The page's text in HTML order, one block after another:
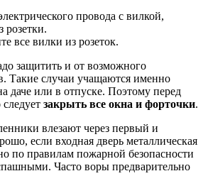
все вилки из розеток.
защитить и от возможного
Такие случаи учащаются именно
даче или в отпуске. Поэтому перед
следует закрыть все окна и форточки.
влезают через первый и
если входная дверь металлическая
по правилам пожарной безопасности
Часто воры предварительно